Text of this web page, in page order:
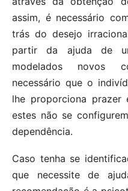
assim, é necessário
trás do desejo
partir da ajuda de
modelados novos
necessário que o
lhe proporciona
estes não se
dependência.
Caso tenha se
que necessite de